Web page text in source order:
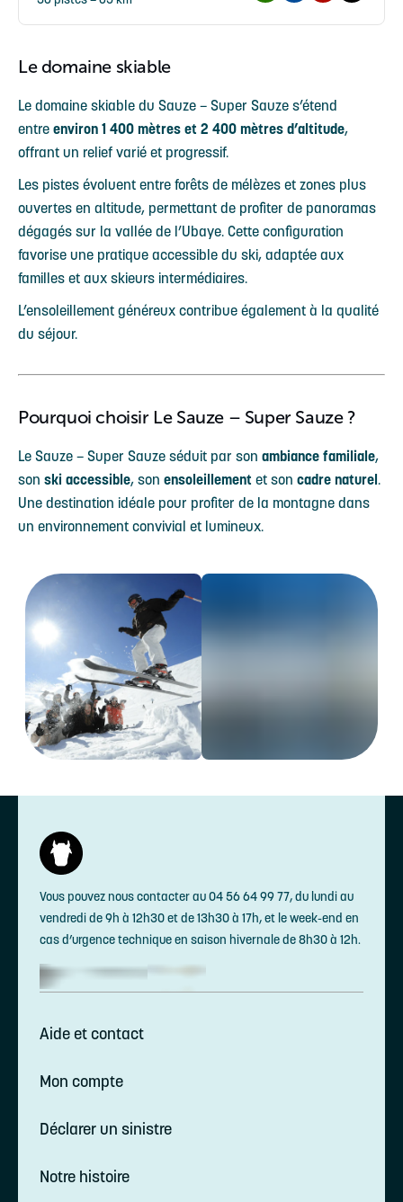
Le domaine skiable
Le domaine skiable du Sauze – Super Sauze s’étend
entre environ 1 400 mètres et 2 400 mètres d’altitude,
offrant un relief varié et progressif.
Les pistes évoluent entre forêts de mélèzes et zones plus
ouvertes en altitude, permettant de profiter de panoramas
dégagés sur la vallée de l’Ubaye. Cette configuration
favorise une pratique accessible du ski, adaptée aux
familles et aux skieurs intermédiaires.
L’ensoleillement généreux contribue également à la qualité
du séjour.
Pourquoi choisir Le Sauze – Super Sauze ?
Le Sauze – Super Sauze séduit par son ambiance familiale,
son ski accessible, son ensoleillement et son cadre naturel.
Une destination idéale pour profiter de la montagne dans
un environnement convivial et lumineux.
Vous pouvez nous contacter au 04 56 64 99 77, du lundi au
vendredi de 9h à 12h30 et de 13h30 à 17h, et le week-end en
cas d’urgence technique en saison hivernale de 8h30 à 12h.
Aide et contact
Mon compte
Déclarer un sinistre
Notre histoire